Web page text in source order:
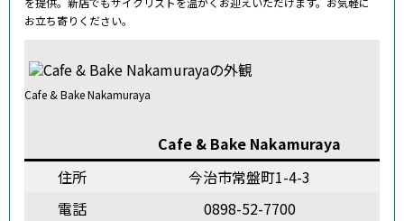
お立ち寄りください。
Cafe & Bake Nakamuraya
Cafe & Bake Nakamuraya
住所
今治市常盤町1-4-3
電話
0898-52-7700